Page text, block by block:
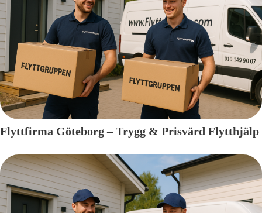
Flyttfirma Göteborg – Trygg & Prisvärd Flytthjälp